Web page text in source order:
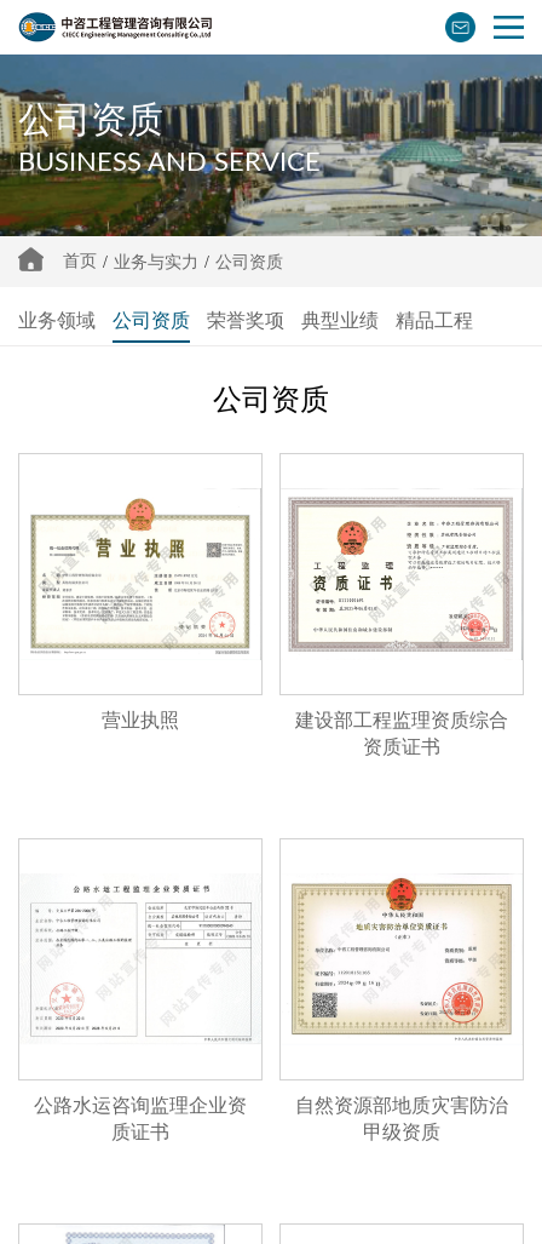
公司资质
BUSINESS AND SERVICE
首页 / 业务与实力 / 公司资质
业务领域 公司资质 荣誉奖项 典型业绩 精品工程
公司资质
营业执照
建设部工程监理资质综合
资质证书
公路水运咨询监理企业资
质证书
自然资源部地质灾害防治
甲级资质